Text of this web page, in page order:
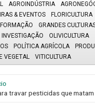
AGROINDÚSTRIA
& EVENTOS
FLORICULTURA
FORMAÇÃO
GRANDES
INVESTIGAÇÃO
OLIVICULTURA
POLÍTICA AGRÍCOLA
VEGETAL VITICULTURA
travar pesticidas que